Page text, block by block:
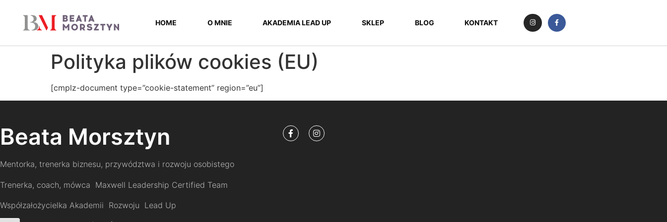
Content
HOME O MNIE AKADEMIA LEAD UP SKLEP BLOG KONTAKT
Polityka plików cookies (EU)
[cmplz-document type=”cookie-statement” region=”eu”]
Beata Morsztyn
Mentorka, trenerka biznesu, przywództwa i rozwoju osobistego
Trenerka, coach, mówca Maxwell Leadership Certified Team
Współzałożycielka Akademii Rozwoju Lead Up